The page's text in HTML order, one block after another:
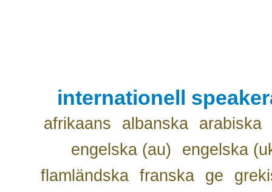
internationell
afrikaans albanska
arabiska
engelska (au)
engelska
flamländska franska ge